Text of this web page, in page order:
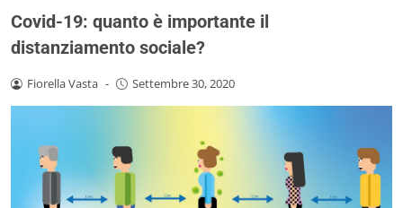
Covid-19: quanto è importante il
distanziamento sociale?
Fiorella Vasta - Settembre 30, 2020